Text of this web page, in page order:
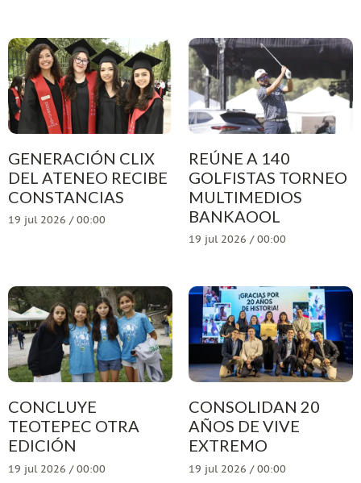
GENERACIÓN CLIX
DEL ATENEO RECIBE
CONSTANCIAS
19 jul 2026 / 00:00
REÚNE A 140
GOLFISTAS TORNEO
MULTIMEDIOS
BANKAOOL
19 jul 2026 / 00:00
CONCLUYE
TEOTEPEC OTRA
EDICIÓN
19 jul 2026 / 00:00
CONSOLIDAN 20
AÑOS DE VIVE
EXTREMO
19 jul 2026 / 00:00